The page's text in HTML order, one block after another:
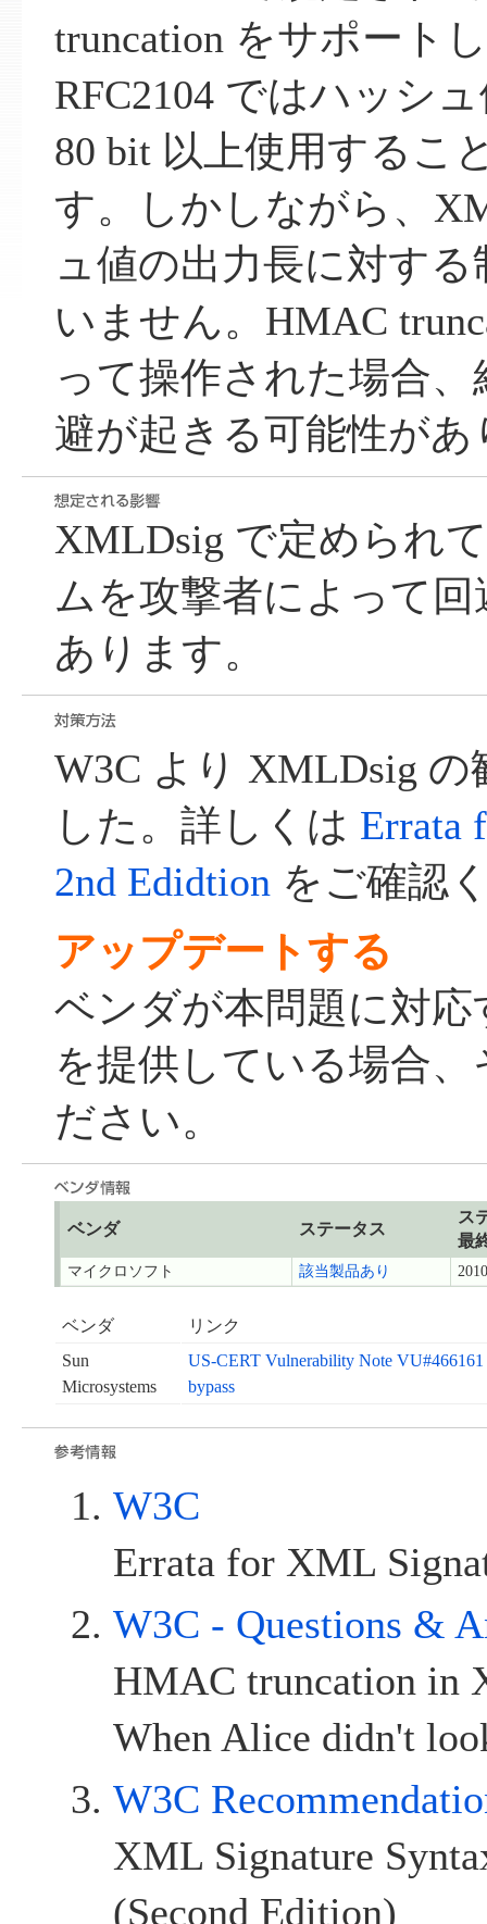
truncation をサポート
RFC2104 ではハッシ
80 bit 以上使用するこ
す。しかしながら、
ュ値の出力長に対す
いません。HMAC
って操作された場合
避が起きる可能性があ
XMLDsig で定められ
ムを攻撃者によって
あります。
W3C より XMLDsig
した。詳しくは Errata
2nd Edidtionをご確認
アップデートする
ベンダが本問題に対
を提供している場合
ださい。
ベンダ ステータス
ス
最
マイクロソフト 該当製品あり
ベンダ
リンク
Sun
Microsystems
US-CERT Vulnerability Note
bypass
W3C
Errata for XML
W3C - Questions &
HMAC truncation in
When Alice didn't
W3C
XML Signature
(Second Edition)